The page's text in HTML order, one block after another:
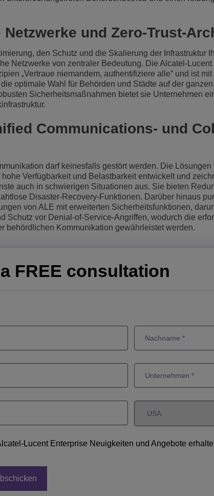
Everything as a
Hybrides Arbeiten
Mission-Critical
Digitale Dividenden
Netzwerke und Zero-Trust-
den Schutz und die Skalierung der Infrastruktur
Netzwerke von zentraler Bedeutung. Die Alcatel-
„Vertraue niemandem, authentifiziere alle“ und ist
optimale Wahl für Behörden und Städte auf der
Sicherheitsmaßnahmen bietet sie Unternehmen
Communications- und
darf keinesfalls gestört werden. Die
Verfügbarkeit und Belastbarkeit entwickelt und
auch in schwierigen Situationen aus. Sie bieten
Disaster-Recovery-Funktionen. Darüber hinaus
von ALE mit erweiterten Sicherheitsfunktionen,
Schutz vor Denial-of-Service-Angriffen, wodurch die
behördlichen Kommunikation gewährleistet werden.
FREE consultation
Lucent Enterprise Neuigkeiten und Angebote